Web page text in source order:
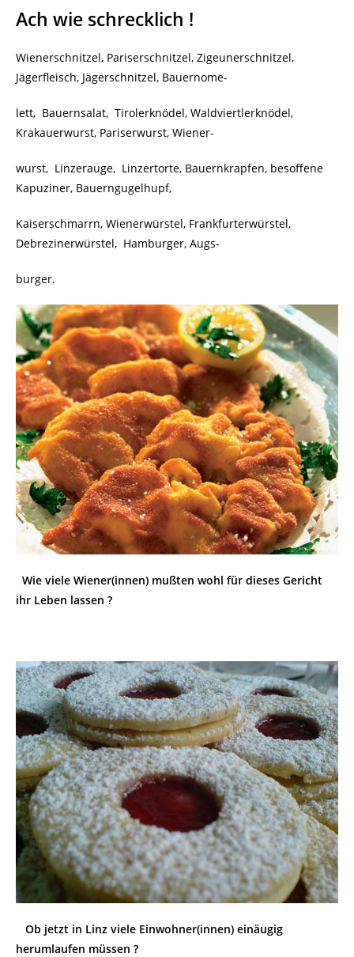
Ach wie schrecklich !
Wienerschnitzel, Pariserschnitzel, Zigeunerschnitzel,
Jägerfleisch, Jägerschnitzel, Bauernome-
lett, Bauernsalat, Tirolerknödel, Waldviertlerknödel,
Krakauerwurst, Pariserwurst, Wiener-
wurst, Linzerauge, Linzertorte, Bauernkrapfen, besoffene
Kapuziner, Bauerngugelhupf,
Kaiserschmarrn, Wienerwürstel, Frankfurterwürstel,
Debrezinerwürstel, Hamburger, Augs-
burger.
Wie viele Wiener(innen) mußten wohl für dieses Gericht
ihr Leben lassen ?
Ob jetzt in Linz viele Einwohner(innen) einäugig
herumlaufen müssen ?